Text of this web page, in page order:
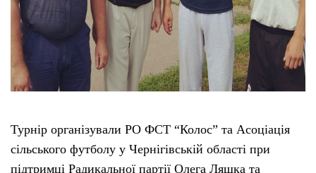
Турнір організували РО ФСТ “Колос” та Асоціація
сільського футболу у Чернігівській області при
підтримці Радикальної партії Олега Ляшка та